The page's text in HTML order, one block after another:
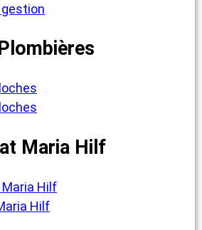
gestion
Maria Hilf
Hilf
Hilf